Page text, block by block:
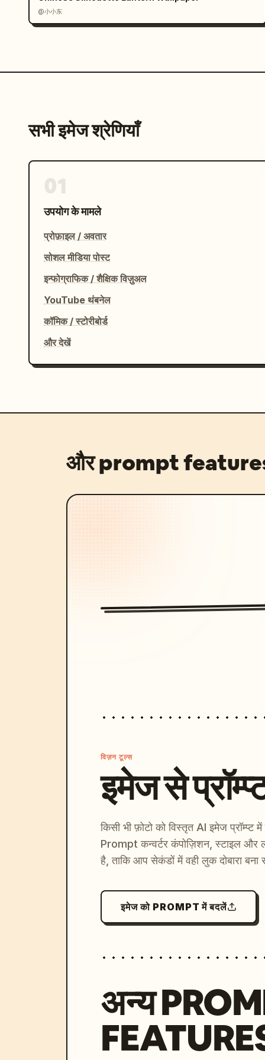
@小小东
सभी इमेज श्रेणियाँ
उपयोग के मामले
प्रोफ़ाइल / अवतार
सोशल मीडिया पोस्ट
इन्फोग्राफिक / शैक्षिक विज़ुअल
YouTube थंबनेल
कॉमिक / स्टोरीबोर्ड
और देखें
और prompt
विज़न टूल्स
इमेज से
किसी भी फ़ोटो को विस्तृत AI इमेज
Prompt कन्वर्टर कंपोज़िशन, स्टाइल और
है, ताकि आप सेकंडों में वही लुक दोबारा बना
इमेज को PROMPT में बदलें
अन्य